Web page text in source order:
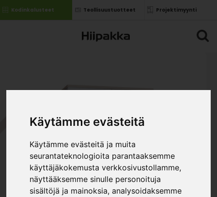
Käytämme evästeitä
Käytämme evästeitä ja muita
seurantateknologioita parantaaksemme
käyttäjäkokemusta verkkosivustollamme,
näyttääksemme sinulle personoituja
sisältöjä ja mainoksia, analysoidaksemme
Kodinkalusteet Teollisuustuotteet Projektimyynti